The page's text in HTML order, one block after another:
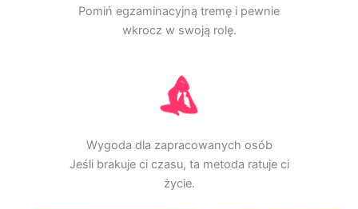
Pomiń egzaminacyjną tremę i pewnie
wkrocz w swoją rolę.
Wygoda dla zapracowanych osób
Jeśli brakuje ci czasu, ta metoda ratuje ci
życie.